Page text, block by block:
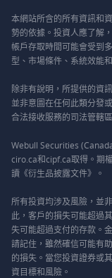
本網站所含的所有資訊和
勢的依據。投資人應了解
帳戶存取時間可能會受到
型、市場條件、系統效能
除非有說明，所提供的資
並非意圖在任何此類分發
合法接收服務的司法管轄
Webull Securities
ciro.ca和cipf.ca取得。期
讀《衍生品披露文件》。
所有投資均涉及風險，並
此，客戶的損失可能超過
失可能超過支付的存款。
請記住，雖然確信可能有
的損失。當您投資證券或
資目標和風險。